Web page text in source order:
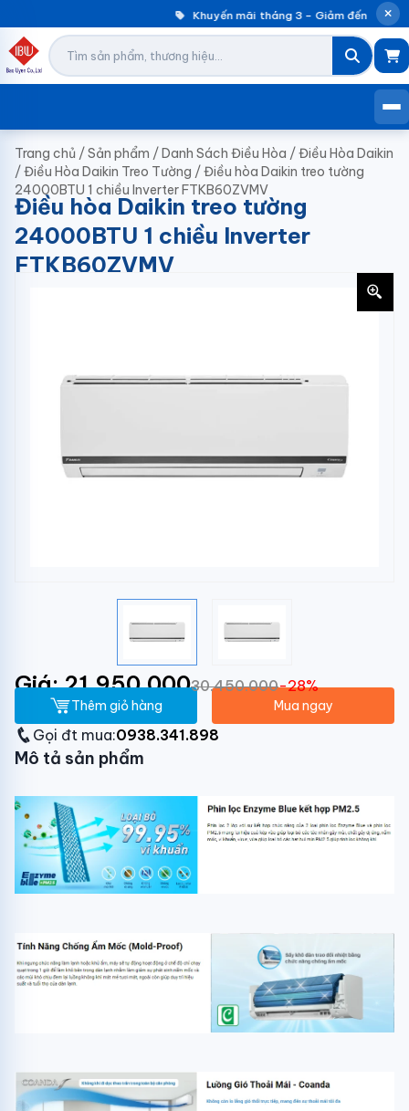
Khuyến mãi tháng 3 – Giảm đến 30%
Trang chủ /Sản phẩm /Danh Sách Điều Hòa /Điều Hòa Daikin
/Điều Hòa Daikin Treo Tường /Điều hòa Daikin treo tường
24000BTU 1 chiều Inverter FTKB60ZVMV
Điều hòa Daikin treo tường
24000BTU 1 chiều Inverter
FTKB60ZVMV
Giá: 21.950.00030.450.000-28%
Thêm giỏ hàng Mua ngay
Gọi đt mua:0938.341.898
Mô tả sản phẩm